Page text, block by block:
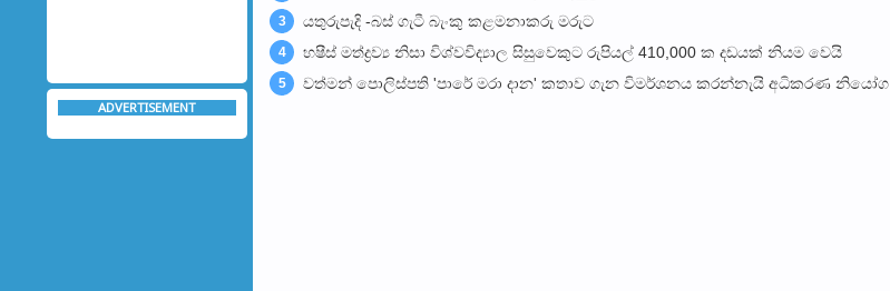
ADVERTISEMENT
3 යතුරුපැදි -බස් ගැටී බැංකු කළමනාකරු මරුට
4 හෂීස් මත්ද්‍රව්‍ය නිසා විශ්වවිද්‍යාල සිසුවෙකුට රුපියල් 410,000 ක දඩයක් නියම වෙයි
5 වත්මන් පොලිස්පති 'පාරේ මරා දාන' කතාව ගැන විමර්ශනය කරන්නැයි අධිකරණ නියෝග